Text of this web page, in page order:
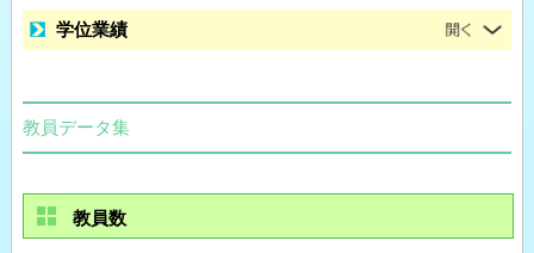
学位業績
教員データ集
教員数